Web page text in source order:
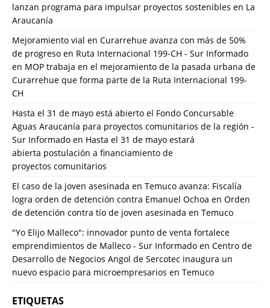
lanzan programa para impulsar proyectos sostenibles en La
Araucanía
Mejoramiento vial en Curarrehue avanza con más de 50%
de progreso en Ruta Internacional 199-CH - Sur Informado
en MOP trabaja en el mejoramiento de la pasada urbana de
Curarrehue que forma parte de la Ruta Internacional 199-
CH
Hasta el 31 de mayo está abierto el Fondo Concursable
Aguas Araucanía para proyectos comunitarios de la región -
Sur Informado en Hasta el 31 de mayo estará
abierta postulación a financiamiento de
proyectos comunitarios
El caso de la joven asesinada en Temuco avanza: Fiscalía
logra orden de detención contra Emanuel Ochoa en Orden
de detención contra tío de joven asesinada en Temuco
"Yo Elijo Malleco": innovador punto de venta fortalece
emprendimientos de Malleco - Sur Informado en Centro de
Desarrollo de Negocios Angol de Sercotec inaugura un
nuevo espacio para microempresarios en Temuco
ETIQUETAS